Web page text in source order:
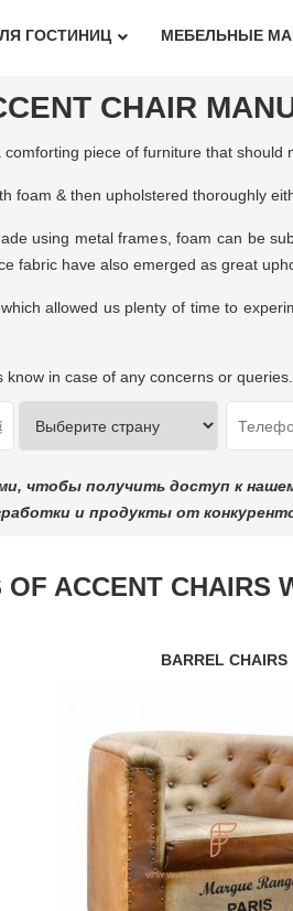
ГОСТИНИЦ МЕБЕЛЬНЫЕ
CHAIR
piece of furniture that
foam & then upholstered thoroughly
using metal frames, foam can be
fabric have also emerged as great
allowed us plenty of time to
in case of any concerns or queries.
чтобы получить доступ к
и продукты от
OF ACCENT CHAIRS
BARREL CHAIRS